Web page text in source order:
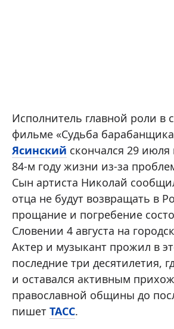
Исполнитель главной роли в
фильме «Судьба
Ясинский скончался 29
84-м году жизни из-за
Сын артиста Николай
отца не будут возвращать в
прощание и погребение
Словении 4 августа на
Актер и музыкант прожил в
последние три десятилетия,
и оставался активным
православной общины до
пишет ТАСС.